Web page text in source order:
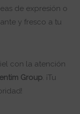
de expresión o
y fresco a tu
con la atención
Group. ¡Tu